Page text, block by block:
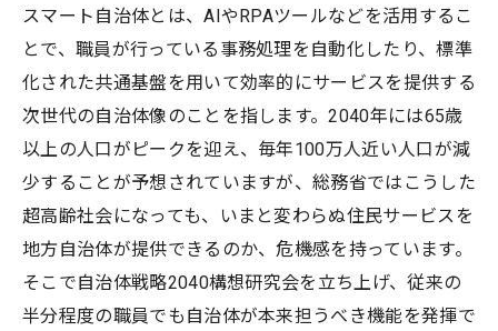
スマート自治体とは、AIやRPAツールなどを活用するこ
とで、職員が行っている事務処理を自動化したり、標準
化された共通基盤を用いて効率的にサービスを提供する
次世代の自治体像のことを指します。2040年には65歳
以上の人口がピークを迎え、毎年100万人近い人口が減
少することが予想されていますが、総務省ではこうした
超高齢社会になっても、いまと変わらぬ住民サービスを
地方自治体が提供できるのか、危機感を持っています。
そこで自治体戦略2040構想研究会を立ち上げ、従来の
半分程度の職員でも自治体が本来担うべき機能を発揮で